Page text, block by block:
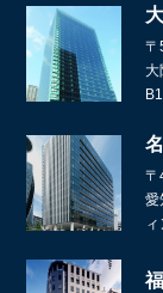
〒
大
〒
愛